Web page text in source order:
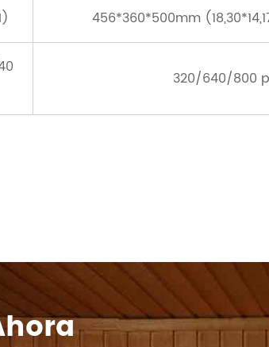
456*360*500mm
320/640/800